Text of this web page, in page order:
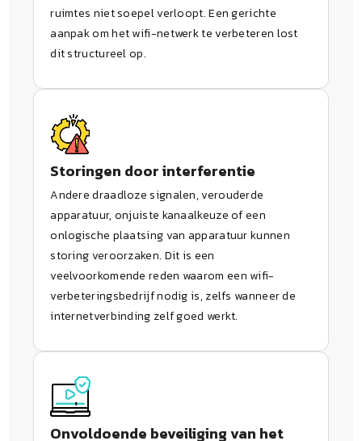
ruimtes niet soepel verloopt. Een gerichte
aanpak om het wifi-netwerk te verbeteren lost
dit structureel op.
Storingen door interferentie
Andere draadloze signalen, verouderde
apparatuur, onjuiste kanaalkeuze of een
onlogische plaatsing van apparatuur kunnen
storing veroorzaken. Dit is een
veelvoorkomende reden waarom een wifi-
verbeteringsbedrijf nodig is, zelfs wanneer de
internetverbinding zelf goed werkt.
Onvoldoende beveiliging van het